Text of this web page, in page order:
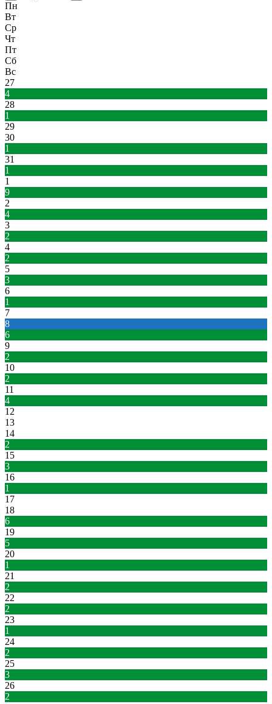
Пн
Вт
Ср
Чт
Пт
Сб
Вс
27
4
28
1
29
30
1
31
1
1
9
2
4
3
2
4
2
5
3
6
1
7
8
6
9
2
10
2
11
4
12
13
14
2
15
3
16
1
17
18
6
19
5
20
1
21
2
22
2
23
1
24
2
25
3
26
2